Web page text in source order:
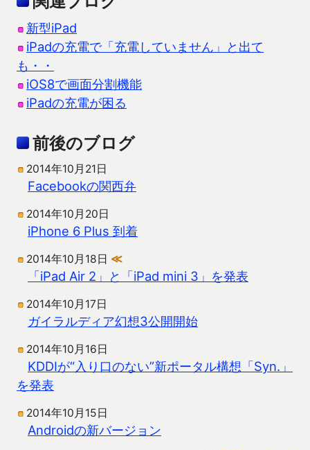
新型iPad
iPadの充電で「充電していません」と出て
も・・
iOS8で画面分割機能
iPadの充電が困る
前後のブログ
2014年10月21日
Facebookの関西弁
2014年10月20日
iPhone 6 Plus 到着
2014年10月18日 ≪
「iPad Air 2」と「iPad mini 3」を発表
2014年10月17日
ガイラルディア幻想3公開開始
2014年10月16日
KDDIが“入り口のない”新ポータル構想「Syn.」
を発表
2014年10月15日
Androidの新バージョン